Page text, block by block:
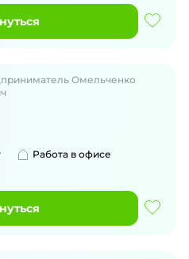
Омельченко
Работа в офисе